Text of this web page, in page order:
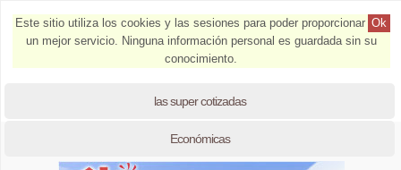
Ok
Este sitio utiliza los cookies y las sesiones para poder proporcionar
un mejor servicio. Ninguna información personal es guardada sin su
conocimiento.
las super cotizadas
Económicas